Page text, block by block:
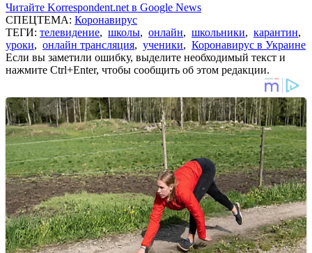
Читайте Korrespondent.net в Google News
СПЕЦТЕМА: Коронавирус
ТЕГИ: телевидение, школы, онлайн, школьники, карантин,
уроки, онлайн трансляция, ученики, Коронавирус в Украине
Если вы заметили ошибку, выделите необходимый текст и
нажмите Ctrl+Enter, чтобы сообщить об этом редакции.